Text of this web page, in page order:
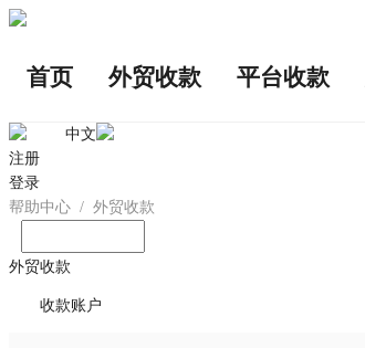
首页 外贸收款 平台收款
中文
注册
登录
帮助中心 / 外贸收款
外贸收款
收款账户